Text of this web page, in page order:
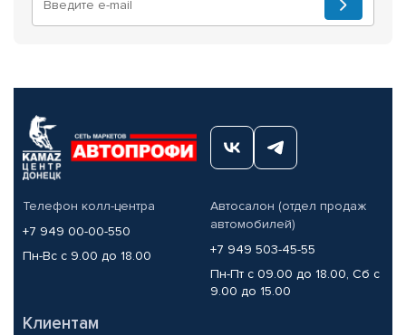
Телефон колл-центра
+7 949 00-00-550
Пн-Вс с 9.00 до 18.00
Автосалон (отдел продаж
автомобилей)
+7 949 503-45-55
Пн-Пт с 09.00 до 18.00, Сб с
9.00 до 15.00
Клиентам